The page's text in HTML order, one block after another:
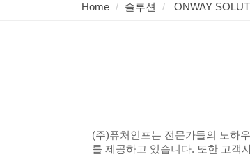
Home 솔루션 ONWAY
(주)퓨처인포는 전문가들의 노하
를 제공하고 있습니다. 또한 고객